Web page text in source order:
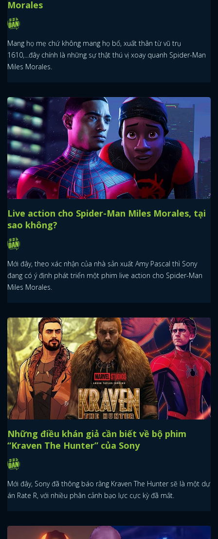
Morales
Mang họ mẹ chứ không mang họ bố, xuất thân từ vũ trụ
1610,...đây chính là những sự thật thú vị xoay quanh Spider-Man
Miles Morales.
Live action cho Spider-Man Miles Morales, tại
sao không?
Mới đây, theo xác nhận của nhà sản xuất Amy Pascal thì Sony
đang có ý định phát triển một phim live action cho Spider-Man
Miles Morales.
Những điều khán giả cần biết về bộ phim
“Kraven The Hunter” của Sony
Mới đây, Sony đã thông báo rằng Kraven The Hunter sẽ là một dự
án Rate R, với nhiều phân cảnh bạo lực cực kỳ đã mắt.